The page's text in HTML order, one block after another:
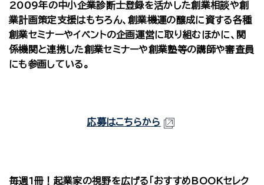
2009年の中小企業診断士登録を活かした創業相談や創
業計画策定支援はもちろん、創業機運の醸成に資する各種
創業セミナーやイベントの企画運営に取り組むほかに、関
係機関と連携した創業セミナーや創業塾等の講師や審査員
にも参画している。
応募はこちらから
毎週1冊！起業家の視野を広げる「おすすめBOOKセレク